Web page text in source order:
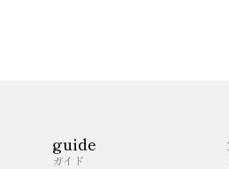
guide
ガイド